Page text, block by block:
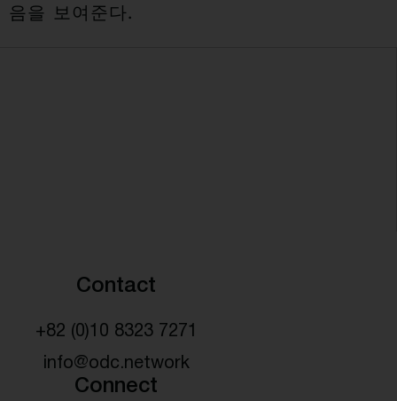
음을 보여준다.
Contact
+82 (0)10 8323 7271
info@odc.network
Connect